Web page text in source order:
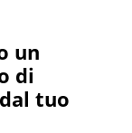
un
di
tuo